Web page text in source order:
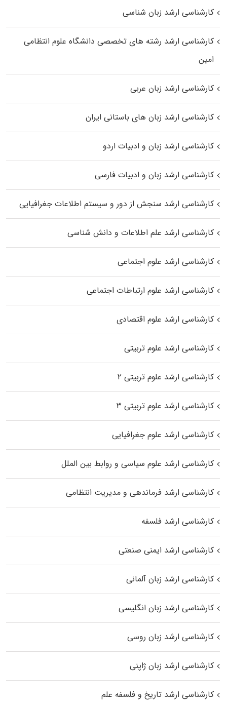
کارشناسی ارشد زبان شناسی
کارشناسی ارشد رﺷﺘﻪ ﻫﺎی تخصصی داﻧﺸﮕﺎه ﻋﻠﻮم انتظامی
اﻣﻴﻦ
کارشناسی ارشد زبان عربی
کارشناسی ارشد زبان‌ های باستانی ایران
کارشناسی ارشد زبان و ادبیات اردو
کارشناسی ارشد زبان و ادبیات فارسی
کارشناسی ارشد سنجش از دور و سیستم اطلاعات جغرافیایی
کارشناسی ارشد علم اطلاعات و دانش شناسی
کارشناسی ارشد علوم اجتماعی
کارشناسی ارشد علوم ارتباطات اجتماعی
کارشناسی ارشد علوم اقتصادی
کارشناسی ارشد علوم تربیتی
کارشناسی ارشد علوم تربیتی ۲
کارشناسی ارشد علوم تربیتی ۳
کارشناسی ارشد علوم جغرافیایی
کارشناسی ارشد علوم سیاسی و روابط بین الملل
کارشناسی ارشد فرماندهی و مدیریت انتظامی
کارشناسی ارشد فلسفه
کارشناسی ارشد ایمنی صنعتی
کارشناسی ارشد زبان آلمانی
کارشناسی ارشد زبان انگلیسی
کارشناسی ارشد زبان روسی
کارشناسی ارشد زبان ژاپنی
کارشناسی ارشد تاریخ و فلسفه علم